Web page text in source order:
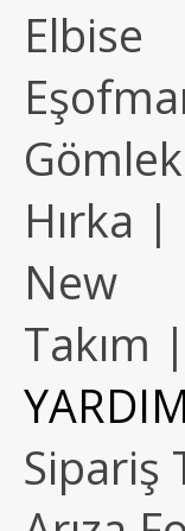
Elbise
Gömlek
Hırka |
New
Takım
Sipariş